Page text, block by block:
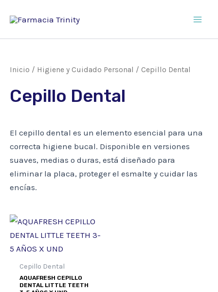
Inicio / Higiene y Cuidado Personal / Cepillo Dental
Cepillo Dental
El cepillo dental es un elemento esencial para una
correcta higiene bucal. Disponible en versiones
suaves, medias o duras, está diseñado para
eliminar la placa, proteger el esmalte y cuidar las
encías.
Cepillo Dental
AQUAFRESH CEPILLO
DENTAL LITTLE TEETH